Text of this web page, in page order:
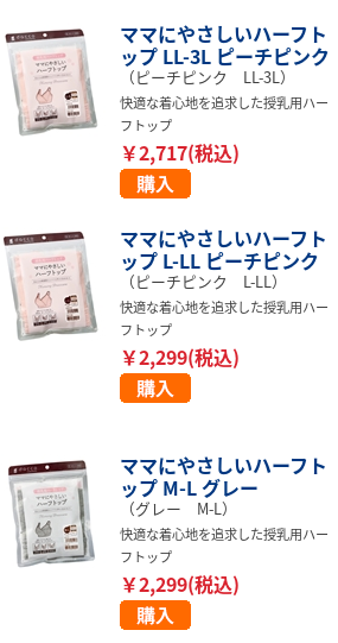
ママにやさしいハーフト
ップ LL-3L ピーチピンク
（ピーチピンク LL-3L）
快適な着心地を追求した授乳用ハー
フトップ
￥2,717(税込)
ママにやさしいハーフト
ップ L-LL ピーチピンク
（ピーチピンク L-LL）
快適な着心地を追求した授乳用ハー
フトップ
￥2,299(税込)
ママにやさしいハーフト
ップ M-L グレー
（グレー M-L）
快適な着心地を追求した授乳用ハー
フトップ
￥2,299(税込)